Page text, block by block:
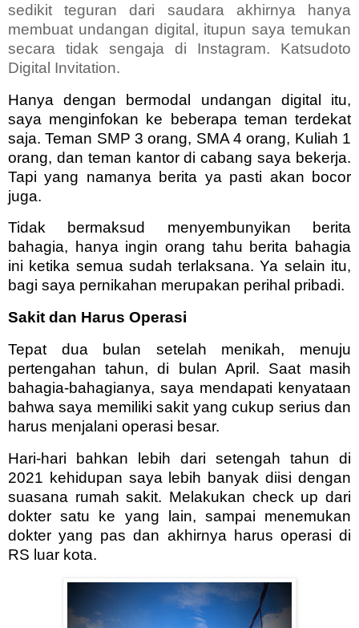
sedikit teguran dari saudara akhirnya hanya
membuat undangan digital, itupun saya temukan
secara tidak sengaja di Instagram. Katsudoto
Digital Invitation.
Hanya dengan bermodal undangan digital itu,
saya menginfokan ke beberapa teman terdekat
saja. Teman SMP 3 orang, SMA 4 orang, Kuliah 1
orang, dan teman kantor di cabang saya bekerja.
Tapi yang namanya berita ya pasti akan bocor
juga.
Tidak bermaksud menyembunyikan berita
bahagia, hanya ingin orang tahu berita bahagia
ini ketika semua sudah terlaksana. Ya selain itu,
bagi saya pernikahan merupakan perihal pribadi.
Sakit dan Harus Operasi
Tepat dua bulan setelah menikah, menuju
pertengahan tahun, di bulan April. Saat masih
bahagia-bahagianya, saya mendapati kenyataan
bahwa saya memiliki sakit yang cukup serius dan
harus menjalani operasi besar.
Hari-hari bahkan lebih dari setengah tahun di
2021 kehidupan saya lebih banyak diisi dengan
suasana rumah sakit. Melakukan check up dari
dokter satu ke yang lain, sampai menemukan
dokter yang pas dan akhirnya harus operasi di
RS luar kota.